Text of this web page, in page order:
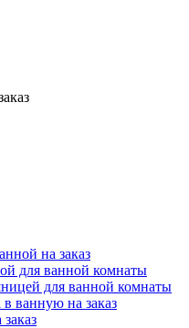
на заказ
для ванной комнаты
для ванной комнаты
ванную на заказ